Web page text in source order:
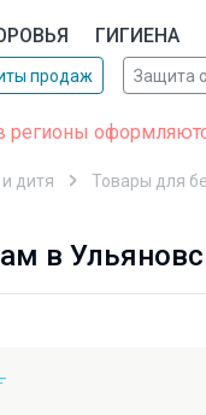
ГИГИЕНА
продаж Защита
регионы
дитя Товары для
в